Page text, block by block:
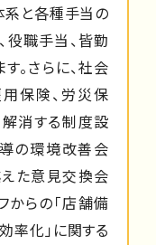
系と各種手当の
役職手当、皆勤
。さらに、社会
保険、労災保
消する制度設
の環境改善会
た意見交換会
からの「店舗備
率化」に関する